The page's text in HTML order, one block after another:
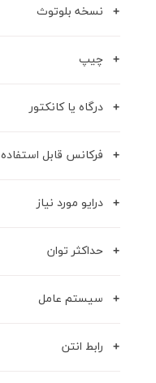
نسخه بلوتوث
چیپ
درگاه یا کانکتور
فرکانس قابل استفاده
درایو مورد نیاز
حداکثر توان
سیستم عامل
رابط انتن